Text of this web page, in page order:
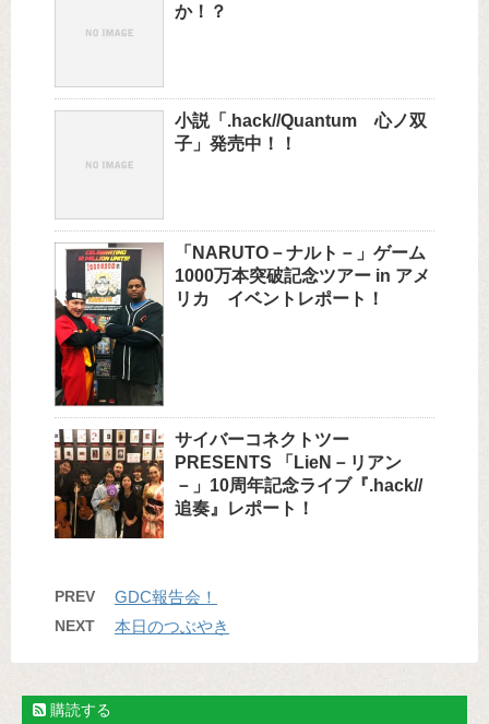
か！？
小説「.hack//Quantum 心ノ双
子」発売中！！
「NARUTO－ナルト－」ゲーム
1000万本突破記念ツアー in アメ
リカ イベントレポート！
サイバーコネクトツー
PRESENTS 「LieN－リアン
－」10周年記念ライブ『.hack//
追奏』レポート！
PREV GDC報告会！
NEXT 本日のつぶやき
購読する